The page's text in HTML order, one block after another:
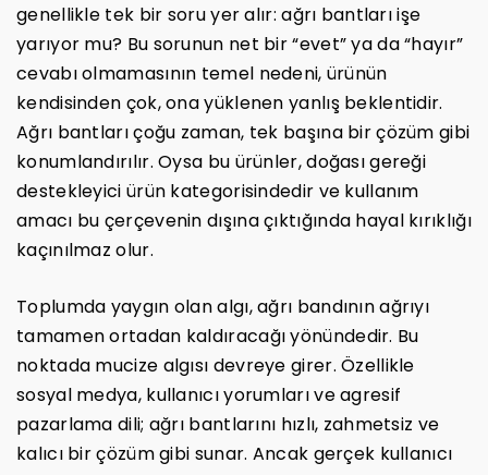
genellikle tek bir soru yer alır: ağrı bantları işe
yarıyor mu? Bu sorunun net bir “evet” ya da “hayır”
cevabı olmamasının temel nedeni, ürünün
kendisinden çok, ona yüklenen yanlış beklentidir.
Ağrı bantları çoğu zaman, tek başına bir çözüm gibi
konumlandırılır. Oysa bu ürünler, doğası gereği
destekleyici ürün kategorisindedir ve kullanım
amacı bu çerçevenin dışına çıktığında hayal kırıklığı
kaçınılmaz olur.
Toplumda yaygın olan algı, ağrı bandının ağrıyı
tamamen ortadan kaldıracağı yönündedir. Bu
noktada mucize algısı devreye girer. Özellikle
sosyal medya, kullanıcı yorumları ve agresif
pazarlama dili; ağrı bantlarını hızlı, zahmetsiz ve
kalıcı bir çözüm gibi sunar. Ancak gerçek kullanıcı